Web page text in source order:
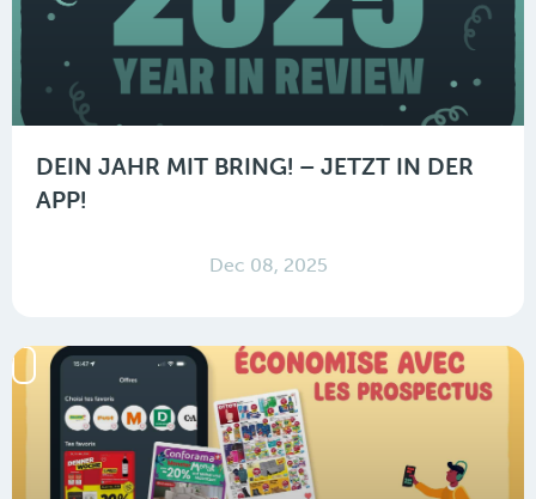
DEIN JAHR MIT BRING! – JETZT IN DER
APP!
Dec 08, 2025